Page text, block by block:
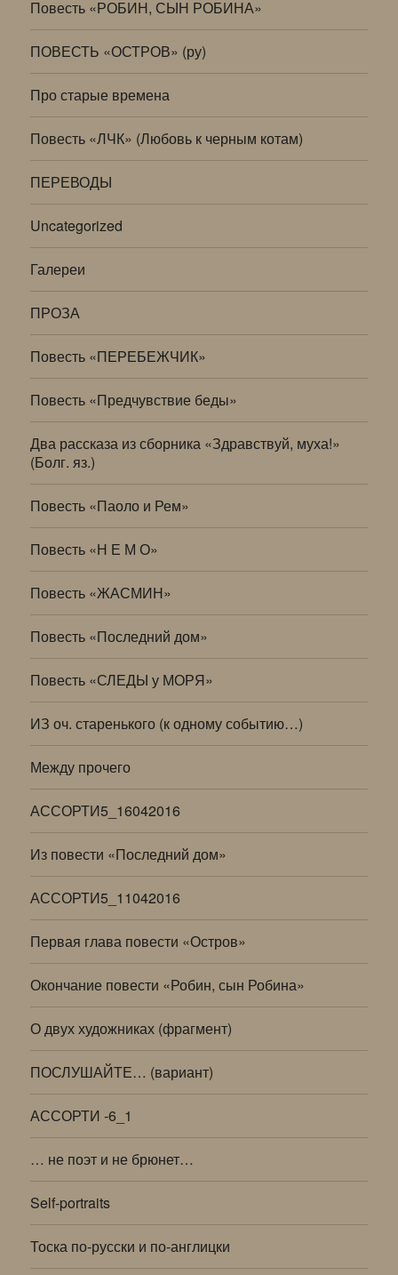
Повесть «РОБИН, СЫН РОБИНА»
ПОВЕСТЬ «ОСТРОВ» (ру)
Про старые времена
Повесть «ЛЧК» (Любовь к черным котам)
ПЕРЕВОДЫ
Uncategorized
Галереи
ПРОЗА
Повесть «ПЕРЕБЕЖЧИК»
Повесть «Предчувствие беды»
Два рассказа из сборника «Здравствуй, муха!»
(Болг. яз.)
Повесть «Паоло и Рем»
Повесть «Н Е М О»
Повесть «ЖАСМИН»
Повесть «Последний дом»
Повесть «СЛЕДЫ у МОРЯ»
ИЗ оч. старенького (к одному событию…)
Между прочего
АССОРТИ5_16042016
Из повести «Последний дом»
АССОРТИ5_11042016
Первая глава повести «Остров»
Окончание повести «Робин, сын Робина»
О двух художниках (фрагмент)
ПОСЛУШАЙТЕ… (вариант)
АССОРТИ -6_1
… не поэт и не брюнет…
Self-portraits
Тоска по-русски и по-англицки